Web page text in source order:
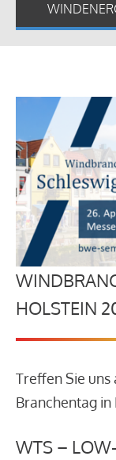
HOLSTEIN
Treffen Sie
Branchentag in
WTS –